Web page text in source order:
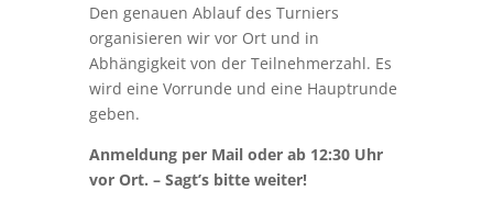
Den genauen Ablauf des Turniers
organisieren wir vor Ort und in
Abhängigkeit von der Teilnehmerzahl. Es
wird eine Vorrunde und eine Hauptrunde
geben.
Anmeldung per Mail oder ab 12:30 Uhr
vor Ort. – Sagt’s bitte weiter!